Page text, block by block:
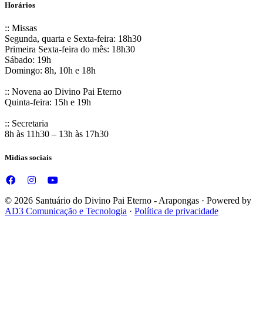
Horários
:: Missas
Segunda, quarta e Sexta-feira: 18h30
Primeira Sexta-feira do mês: 18h30
Sábado: 19h
Domingo: 8h, 10h e 18h
:: Novena ao Divino Pai Eterno
Quinta-feira: 15h e 19h
:: Secretaria
8h às 11h30 – 13h às 17h30
Mídias sociais
© 2026 Santuário do Divino Pai Eterno - Arapongas · Powered by
AD3 Comunicação e Tecnologia · Política de privacidade